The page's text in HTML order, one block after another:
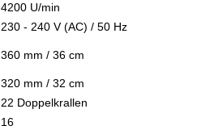
4200 U/min
230 - 240 V (AC) / 50 Hz
360 mm / 36 cm
320 mm / 32 cm
22 Doppelkrallen
16